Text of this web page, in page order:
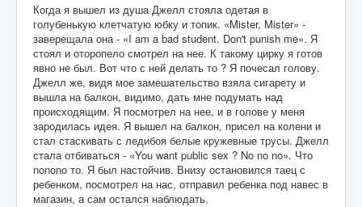
Когда я вышел из душа Джелл стояла одетая в
голубенькую клетчатую юбку и топик. «Mister, Mister» -
заверещала она - «I am a bad student. Don't punish me». Я
стоял и оторопело смотрел на нее. К такому цирку я готов
явно не был. Вот что с ней делать то ? Я почесал голову.
Джелл же, видя мое замешательство взяла сигарету и
вышла на балкон, видимо, дать мне подумать над
происходящим. Я посмотрел на нее, и в голове у меня
зародилась идея. Я вышел на балкон, присел на колени и
стал стаскивать с ледибоя белые кружевные трусы. Джелл
стала отбиваться - «You want public sex ? No no no». Что
nonono то. Я был настойчив. Внизу остановился таец с
ребенком, посмотрел на нас, отправил ребенка под навес в
магазин, а сам остался наблюдать.